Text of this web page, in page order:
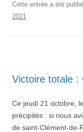
Cette entrée a été
2021 .
Victoire totale :
Ce jeudi 21 octobre,
précipités : si nous
de saint-Clément-de-